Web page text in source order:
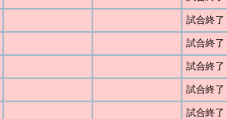
試合終了
試合終了
試合終了
試合終了
試合終了